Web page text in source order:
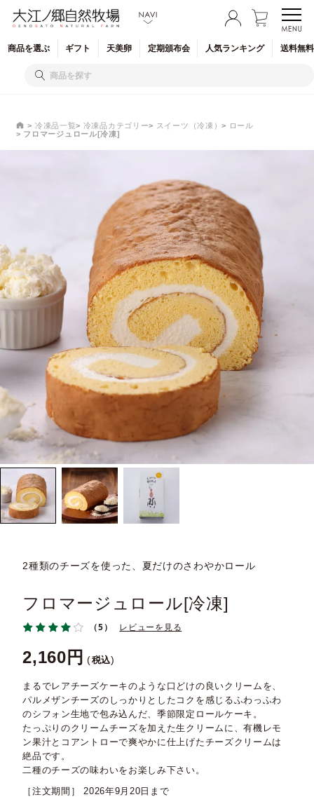
商品を選ぶ ギフト 天美卵 定期頒布会 人気ランキング 送料無
冷凍品一覧 冷凍品カテゴリー スイーツ（冷凍）
ロール
フロマージュロール[冷凍]
2種類のチーズを使った、夏だけのさわやかロール
フロマージュロール[冷凍]
（5） レビューを見る
2,160 税込
まるでレアチーズケーキのような口どけの良いクリームを、
パルメザンチーズのしっかりとしたコクを感じるふわっふわ
のシフォン生地で包み込んだ、季節限定ロールケーキ。
たっぷりのクリームチーズを加えた生クリームに、有機レモ
ン果汁とコアントローで爽やかに仕上げたチーズクリームは
絶品です。
二種のチーズの味わいをお楽しみ下さい。
［注文期間］
2026年9月20日